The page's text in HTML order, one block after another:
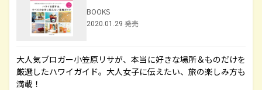
BOOKS
2020.01.29 発売
大人気ブロガー小笠原リサが、本当に好きな場所＆ものだけを
厳選したハワイガイド。大人女子に伝えたい、旅の楽しみ方も
満載！